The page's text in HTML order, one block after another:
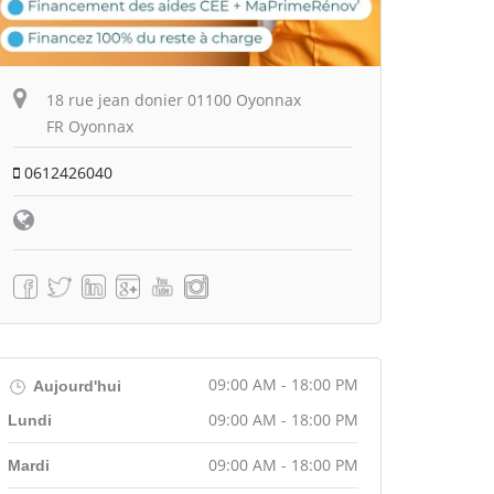
18 rue jean donier 01100 Oyonnax
FR Oyonnax
0612426040
Aujourd'hui 09:00 AM - 18:00 PM
Lundi 09:00 AM - 18:00 PM
Mardi 09:00 AM - 18:00 PM